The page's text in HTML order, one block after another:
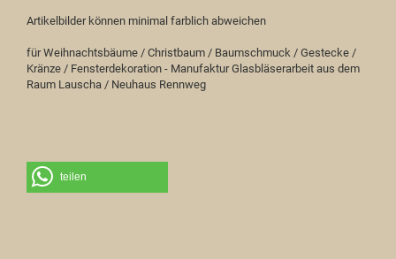
Artikelbilder können minimal farblich abweichen
für Weihnachtsbäume / Christbaum / Baumschmuck / Gestecke /
Kränze / Fensterdekoration - Manufaktur Glasbläserarbeit aus dem
Raum Lauscha / Neuhaus Rennweg
teilen